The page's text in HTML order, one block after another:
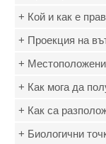
+ Кой и как е
+ Проекция на
+
+ Как мога да
+ Как са
+ Биологични